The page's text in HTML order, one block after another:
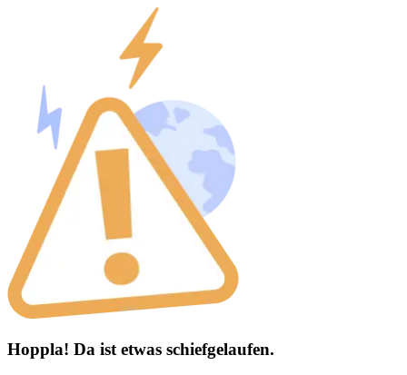
Hoppla! Da ist etwas schiefgelaufen.